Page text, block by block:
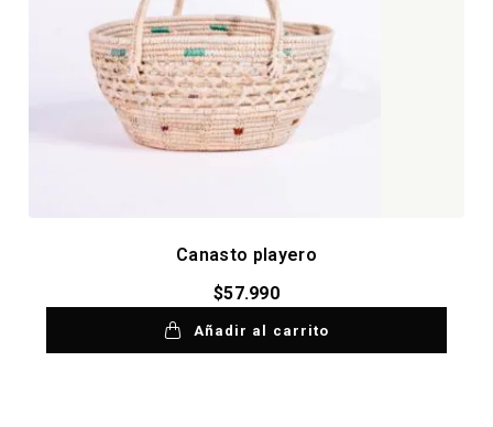
Canasto playero
$57.990
Añadir al carrito